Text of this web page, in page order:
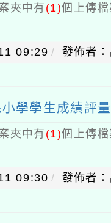
夾中有 (1)個上傳
09:29 發佈者
學學生成績評
夾中有 (1)個上傳
09:30 發佈者